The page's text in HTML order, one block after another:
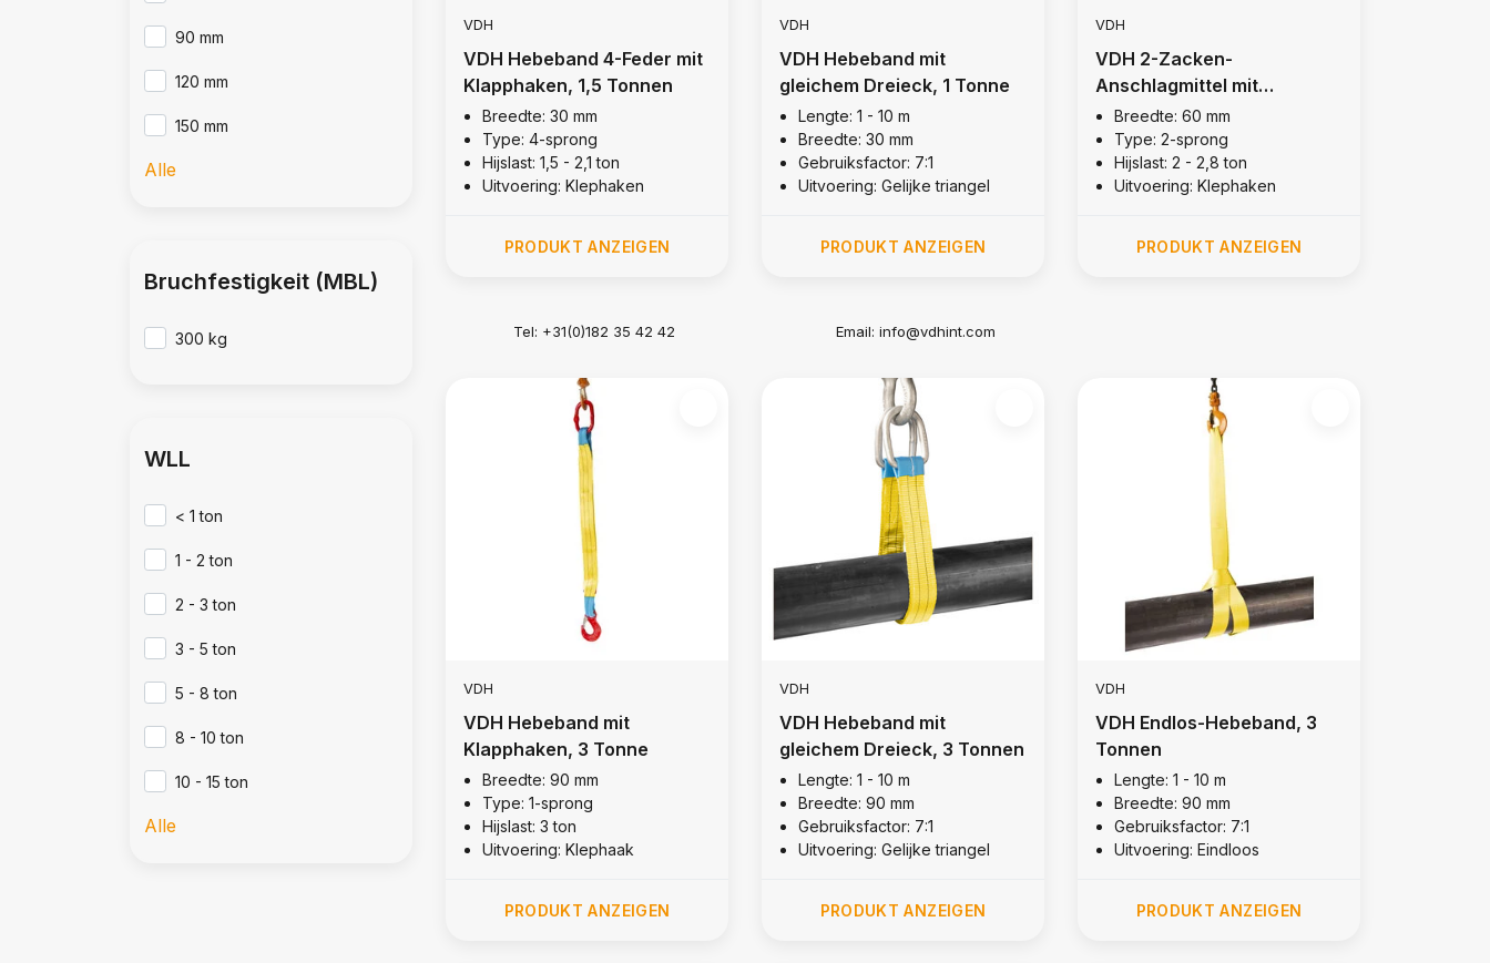
VDH
VDH Hebeband 4-Feder mit
Klapphaken, 1,5 Tonnen
Breedte: 30 mm
Type: 4-sprong
Hijslast: 1,5 - 2,1 ton
Uitvoering: Klephaken
PRODUKT ANZEIGEN
VDH
VDH Hebeband mit
gleichem Dreieck, 1 Tonne
Lengte: 1 - 10 m
Breedte: 30 mm
Gebruiksfactor: 7:1
Uitvoering: Gelijke triangel
PRODUKT ANZEIGEN
VDH
VDH 2-Zacken-
Anschlagmittel mit
Klapphaken, 2 Tonne
Breedte: 60 mm
Type: 2-sprong
Hijslast: 2 - 2,8 ton
Uitvoering: Klephaken
PRODUKT ANZEIGEN
Tel: +31(0)182 35 42 42 Email: info@vdhint.com
VDH
VDH Hebeband mit
Klapphaken, 3 Tonne
Breedte: 90 mm
Type: 1-sprong
Hijslast: 3 ton
Uitvoering: Klephaak
PRODUKT ANZEIGEN
VDH
VDH Hebeband mit
gleichem Dreieck, 3 Tonnen
Lengte: 1 - 10 m
Breedte: 90 mm
Gebruiksfactor: 7:1
Uitvoering: Gelijke triangel
PRODUKT ANZEIGEN
VDH
VDH Endlos-Hebeband, 3
Tonnen
Lengte: 1 - 10 m
Breedte: 90 mm
Gebruiksfactor: 7:1
Uitvoering: Eindloos
PRODUKT ANZEIGEN
90 mm
120 mm
150 mm
Alle
Bruchfestigkeit (MBL)
300 kg
WLL
< 1 ton
1 - 2 ton
2 - 3 ton
3 - 5 ton
5 - 8 ton
8 - 10 ton
10 - 15 ton
Alle